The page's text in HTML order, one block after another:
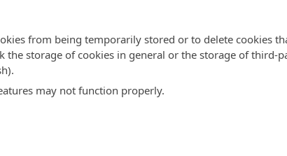
from being temporarily stored or to delete cookies
the storage of cookies in general or the storage of third-
may not function properly.